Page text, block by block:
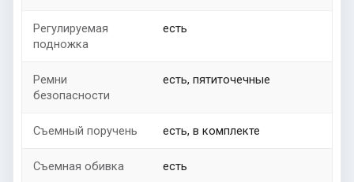
Регулируемая
подножка
есть
Ремни
безопасности
есть, пятиточечные
Съемный поручень есть, в комплекте
Съемная обивка есть